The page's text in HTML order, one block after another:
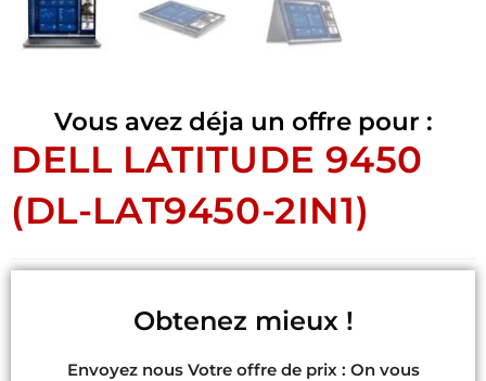
Vous avez déja un offre pour :
DELL LATITUDE 9450
(DL-LAT9450-2IN1)
Obtenez mieux !
Envoyez nous Votre offre de prix : On vous